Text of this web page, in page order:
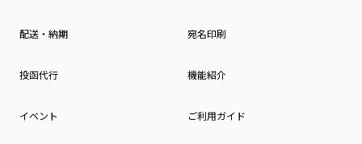
配送・納期 宛名印刷
投函代行 機能紹介
イベント ご利用ガイド